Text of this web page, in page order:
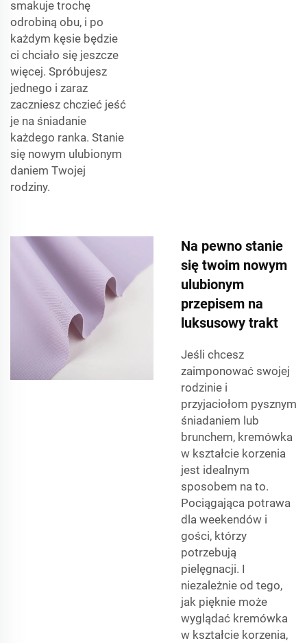
smakuje trochę
odrobiną obu, i po
każdym kęsie będzie
ci chciało się jeszcze
więcej. Spróbujesz
jednego i zaraz
zaczniesz chczieć jeść
je na śniadanie
każdego ranka. Stanie
się nowym ulubionym
daniem Twojej
rodziny.
Na pewno stanie
się twoim nowym
ulubionym
przepisem na
luksusowy trakt
Jeśli chcesz
zaimponować swojej
rodzinie i
przyjaciołom pysznym
śniadaniem lub
brunchem, kremówka
w kształcie korzenia
jest idealnym
sposobem na to.
Pociągająca potrawa
dla weekendów i
gości, którzy
potrzebują
pielęgnacji. I
niezależnie od tego,
jak pięknie może
wyglądać kremówka
w kształcie korzenia,